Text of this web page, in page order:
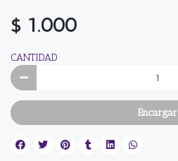
$ 1.000
CANTIDAD
Encargar